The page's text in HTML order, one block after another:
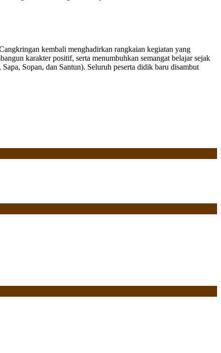
kembali menghadirkan rangkaian kegiatan yang
karakter positif, serta menumbuhkan semangat belajar sejak
Sopan, dan Santun). Seluruh peserta didik baru disambut